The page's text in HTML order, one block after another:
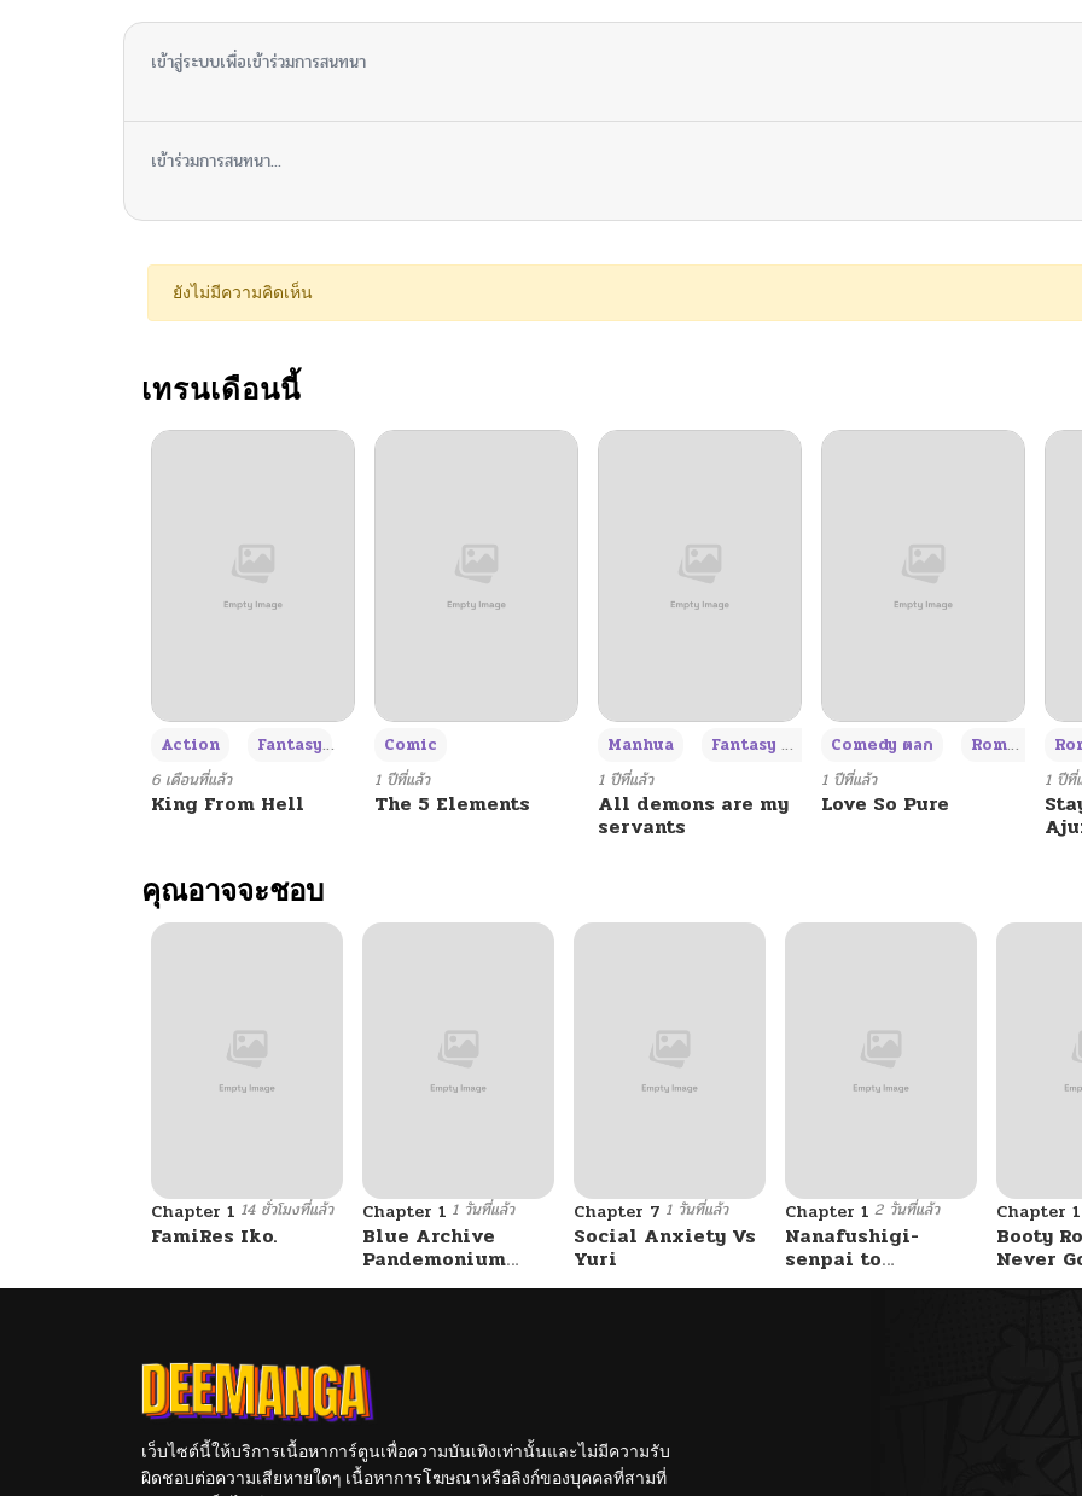
เข้าสู่ระบบเพื่อเข้าร่วมการสนทนา
เข้าร่วมการสนทนา...
ยังไม่มีความคิดเห็น
เทรนเดือนนี้
Action Fantasy
6 เดือนที่แล้ว
King From Hell
Comic
1 ปีที่แล้ว
The 5 Elements
Manhua Fantasy แฟนตาซี +3
1 ปีที่แล้ว
All demons are my
servants
Comedy ตลก
Romance โรแมนซ์
1 ปีที่แล้ว
Love So Pure
1 ปีที่
คุณอาจจะชอบ
Chapter 1 14 ชั่วโมงที่แล้ว
FamiRes Iko.
Chapter 1 1 วันที่แล้ว
Blue Archive
Pandemonium
Vacation By
Chapter 7 1 วันที่แล้ว
Social Anxiety Vs
Yuri
Chapter 1 2 วันที่แล้ว
Nanafushigi-
senpai to
Tetsujin-kun
Chapter
Booty
Never
เว็บไซต์นี้ให้บริการเนื้อหาการ์ตูนเพื่อความบันเทิงเท่านั้นและไม่มีความรับ
ผิดชอบต่อความเสียหายใดๆ เนื้อหาการโฆษณาหรือลิงก์ของบุคคลที่สามที่